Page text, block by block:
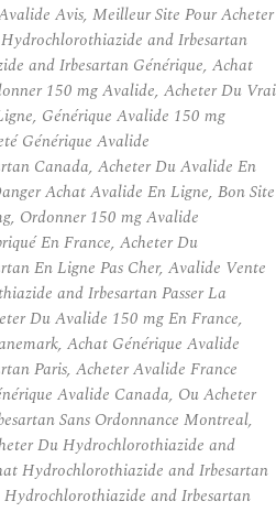
Avis, Meilleur Site Pour Acheter
and Irbesartan
and Irbesartan Générique, Achat
150 mg Avalide, Acheter Du Vrai
Générique Avalide 150 mg
Générique Avalide
Canada, Acheter Du Avalide En
Achat Avalide En Ligne, Bon Site
Ordonner 150 mg Avalide
En France, Acheter Du
En Ligne Pas Cher, Avalide Vente
and Irbesartan Passer La
Du Avalide 150 mg En France,
Achat Générique Avalide
Paris, Acheter Avalide France
Avalide Canada, Ou Acheter
Sans Ordonnance Montreal,
Du Hydrochlorothiazide and
Hydrochlorothiazide and Irbesartan
and Irbesartan